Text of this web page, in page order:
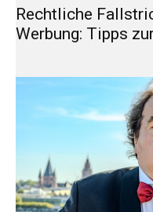
Rechtliche
Werbung: Tipps